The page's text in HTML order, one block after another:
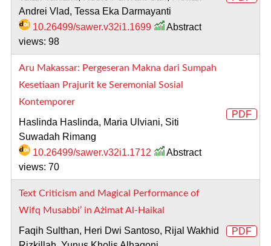
Andrei Vlad, Tessa Eka Darmayanti
10.26499/sawer.v32i1.1699
Abstract
views: 98
Aru Makassar: Pergeseran Makna dari Sumpah
Kesetiaan Prajurit ke Seremonial Sosial
Kontemporer
Haslinda Haslinda, Maria Ulviani, Siti
Suwadah Rimang
10.26499/sawer.v32i1.1712
Abstract
views: 70
PDF
Text Criticism and Magical Performance of
Wifq Musabbi’ in Ażimat Al-Haikal
Faqih Sulthan, Heri Dwi Santoso, Rijal Wakhid
PDF